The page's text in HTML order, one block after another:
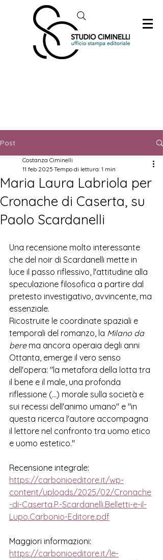
Post
Maria Laura Labriola per
Cronache di Caserta, su
Paolo Scardanelli
Costanza Ciminelli
11 feb 2025 Tempo di lettura: 1 min
Una recensione molto interessante
che del noir di Scardanelli mette in
luce il passo riflessivo, l'attitudine alla
speculazione filosofica a partire dal
pretesto investigativo, avvincente, ma
essenziale.
Ricostruite le coordinate spaziali e
temporali del romanzo, la Milano da
bere ma ancora operaia degli anni
Ottanta, emerge il vero senso
dell'opera: "la metafora della lotta tra
il bene e il male, una profonda
riflessione (...) morale sulla società e
sui recessi dell'animo umano" e "in
questa ricerca l'autore accompagna
il lettore nel confronto tra uomo etico
e uomo estetico."
Recensione integrale:
https://carbonioeditore.it/wp-
content/uploads/2025/02/Cronache
-di-Caserta.P.-Scardanelli.Belletti-e-il-
Lupo.Carbonio-Editore.pdf
Maggiori informazioni:
https://carbonioeditore.it/le-